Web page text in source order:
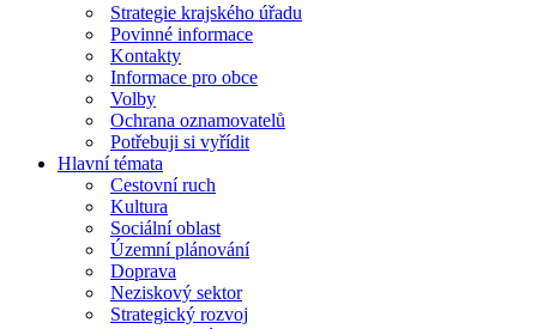
Strategie krajského úřadu
Povinné informace
Kontakty
Informace pro obce
Volby
Ochrana oznamovatelů
Potřebuji si vyřídit
Hlavní témata
Cestovní ruch
Kultura
Sociální oblast
Územní plánování
Doprava
Neziskový sektor
Strategický rozvoj